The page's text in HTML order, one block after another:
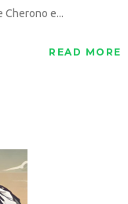
Cherono e...
READ MORE